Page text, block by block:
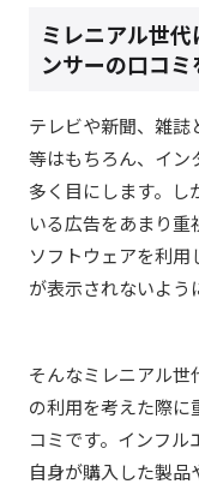
ミレニアル世
ンサーの口コ
テレビや新聞、雑誌
等はもちろん、イン
多く目にします。し
いる広告をあまり
ソフトウェアを利
が表示されないよう
そんなミレニアル世
の利用を考えた際に
コミです。インフル
自身が購入した製